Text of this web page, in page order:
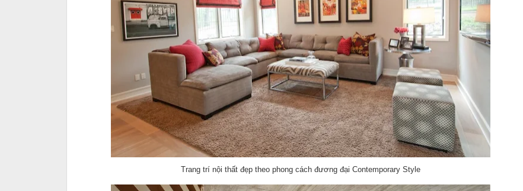
Trang trí nội thất đẹp theo phong cách đương đại Contemporary Style